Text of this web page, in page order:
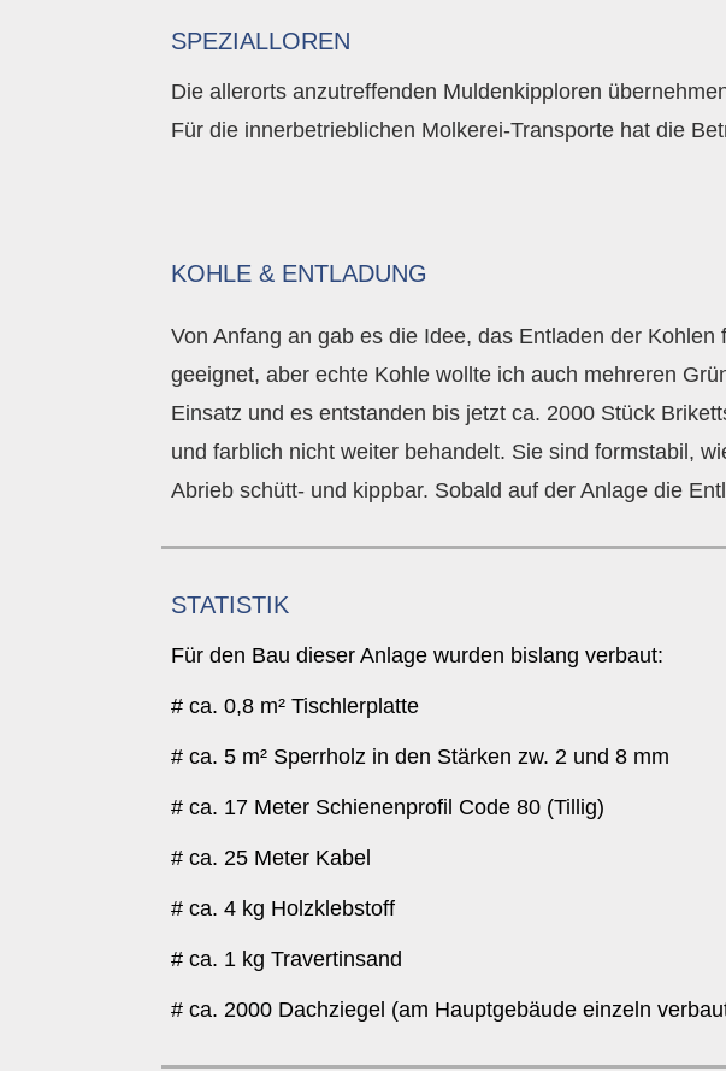
SPEZIALLOREN
Die allerorts anzutreffenden Muldenkipploren
Für die innerbetrieblichen Molkerei-Transporte hat die
KOHLE & ENTLADUNG
Von Anfang an gab es die Idee, das Entladen der
geeignet, aber echte Kohle wollte ich auch mehreren
Einsatz und es entstanden bis jetzt ca. 2000 Stück
und farblich nicht weiter behandelt. Sie sind formstabil,
Abrieb schütt- und kippbar. Sobald auf der Anlage die
STATISTIK
Für den Bau dieser Anlage wurden bislang verbaut:
# ca. 0,8 m² Tischlerplatte
# ca. 5 m² Sperrholz in den Stärken zw. 2 und 8 mm
# ca. 17 Meter Schienenprofil Code 80 (Tillig)
# ca. 25 Meter Kabel
# ca. 4 kg Holzklebstoff
# ca. 1 kg Travertinsand
# ca. 2000 Dachziegel (am Hauptgebäude einzeln